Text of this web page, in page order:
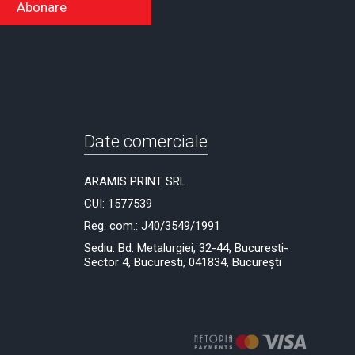
Abonare
Date comerciale
ARAMIS PRINT SRL
CUI: 1577539
Reg. com.: J40/3549/1991
Sediu: Bd. Metalurgiei, 32-44, Bucuresti-
Sector 4, Bucuresti, 041834, București